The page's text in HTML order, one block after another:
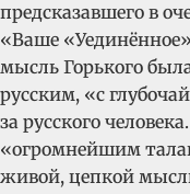
предсказавшего в
«Ваше
мысль Горького
русским, «с
за русского
«огромнейшим
живой, цепкой